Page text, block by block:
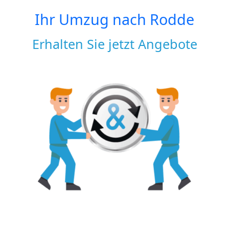
Ihr Umzug nach Rodde
Erhalten Sie jetzt Angebote